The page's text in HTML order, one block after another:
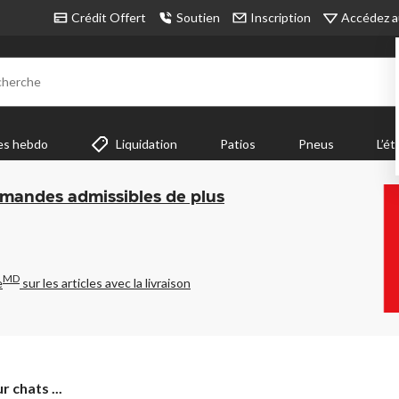
Crédit Offert Soutien Inscription Accédez
hebdo Liquidation Patios Pneus
admissibles de plus
MD sur les articles avec la livraison
...